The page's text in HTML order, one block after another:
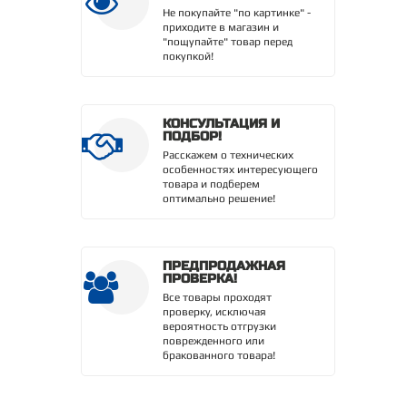
Не покупайте "по картинке" -
приходите в магазин и
"пощупайте" товар перед
покупкой!
КОНСУЛЬТАЦИЯ И
ПОДБОР!
Расскажем о технических
особенностях интересующего
товара и подберем
оптимально решение!
ПРЕДПРОДАЖНАЯ
ПРОВЕРКА!
Все товары проходят
проверку, исключая
вероятность отгрузки
поврежденного или
бракованного товара!